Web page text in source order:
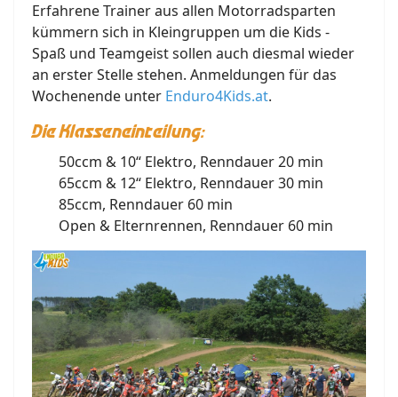
Erfahrene Trainer aus allen Motorradsparten
kümmern sich in Kleingruppen um die Kids -
Spaß und Teamgeist sollen auch diesmal wieder
an erster Stelle stehen. Anmeldungen für das
Wochenende unter Enduro4Kids.at.
Die Klasseneinteilung:
50ccm & 10“ Elektro, Renndauer 20 min
65ccm & 12“ Elektro, Renndauer 30 min
85ccm, Renndauer 60 min
Open & Elternrennen, Renndauer 60 min